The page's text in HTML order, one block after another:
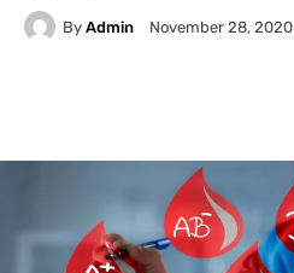
By Admin November 28, 2020